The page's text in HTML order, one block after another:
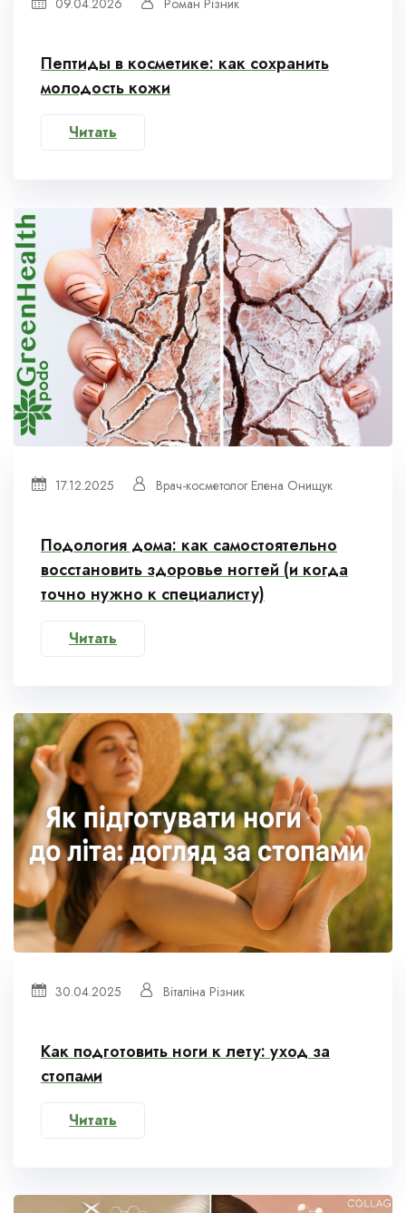
Пептиды в косметике: как сохранить
молодость кожи
Читать
17.12.2025 Врач-косметолог Елена Онищук
Подология дома: как самостоятельно
восстановить здоровье ногтей (и когда
точно нужно к специалисту)
Читать
30.04.2025 Віталіна Різник
Как подготовить ноги к лету: уход за
стопами
Читать